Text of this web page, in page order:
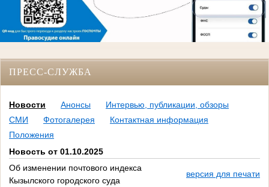
ПРЕСС-СЛУЖБА
Новости Анонсы
Интервью, публикации, обзоры
СМИ
Фотогалерея
Контактная информация
Положения
Новость от 01.10.2025
Об изменении почтового индекса
Кызылского городского суда
версия для печати